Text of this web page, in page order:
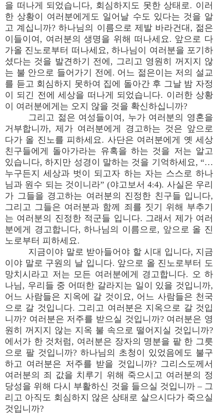
을 떠나게 되었습니다, 회심하지도 못한 상태로. 이러
한 상황이 여러분에게도 일어날 수도 있다는 것을 알
고 계십니까? 하나님의 이름으로 제발 바라건대, 젊은
이들이여, 여러분의 생명을 위해 떠나세요. 앞으로 다
가올 진노로부터 떠나세요, 하나님이 여러분을 포기하
셨다는 것을 발견하기 전에, 그리고 영원히 꺼지지 않
는 불 안으로 들어가기 전에. 어느 젊은이는 저의 설교
를 듣고 회심하지 못하여 집에 돌아간 후 그날 밤 자정
이 되긴 전에 세상을 떠나게 되었습니다. 이러한 상황
이 여러분에게는 오지 않을 것을 확신하십니까?
그리고 젊은 여성들이여, 누가 여러분의 영혼을
거부합니까, 제가 여러분에게 경고하는 것은 앞으로
다가 올 진노를 피하세요. 사단은 여러분에게 옛 세상
친구들에게 돌아가라는 유혹을 하는 것을 저는 알고
있습니다, 하지만 성경이 말하는 것을 기억하세요, “…
누구든지 세상과 벗이 되고자 하는 자는 스스로 하나
님과 원수 되는 것이니라” (야고보서 4:4). 사실은 우리
가 그들을 경고하는 여러분의 진정한 친구들 입니다,
그리고 그들은 여러분과 함께 죄를 짓기 위해 부추기
는 여러분의 진정한 적군들 입니다. 그래서 제가 여러
분에게 경고합니다, 하나님의 이름으로, 앞으로 올 진
노로부터 피하세요.
지금이야 말로 받아들어야 할 시대 입니다, 지금
이야 말로 구원의 날 입니다. 앞으로 올 진노로부터 도
망치시라고 저는 모든 여러분에게 경고합니다. 오 하
나님, 우리들 중 어떠한 갈라지는 일이 있을 것입니까,
어느 사람들은 지옥에 갈 것이요, 어느 사람들은 천국
으로 갈 것입니다. 그리고 여러분은 지옥으로 갈 것입
니까? 여러분은 저주를 받으실 것입니까? 여러분은 영
원히 꺼지지 않는 지옥 불 속으로 떨어지실 것입니까?
에서가 한 것처럼, 여러분은 장자의 명분을 팥 한 그릇
으로 팔 것입니까? 하나님의 초청이 있었음에도 불구
하고 여러분은 저주를 받을 것입니까? 그리스도께서
여러분의 죄 값을 치루기 위해 죽으시고 여러분의 정
당성을 위해 다시 부활하신 것을 들으실 것입니까 – 그
리고 아직도 회심하지 않은 상태로 살으시다가 죽으실
것입니까?